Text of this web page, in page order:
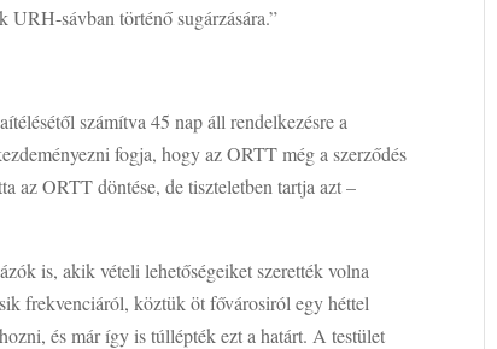
URH-sávban történő sugárzására.”
számítva 45 nap áll rendelkezésre a
fogja, hogy az ORTT még a szerződés
az ORTT döntése, de tiszteletben tartja azt –
is, akik vételi lehetőségeiket szerették volna
frekvenciáról, köztük öt fővárosiról egy héttel
és már így is túllépték ezt a határt. A testület